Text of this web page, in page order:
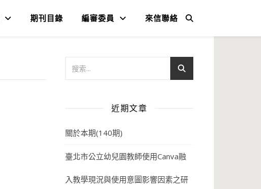
期刊目錄 編審委員 來信聯絡
近期文章
關於本期(140期)
臺北市公立幼兒園教師使用Canva融
入教學現況與使用意圖影響因素之研